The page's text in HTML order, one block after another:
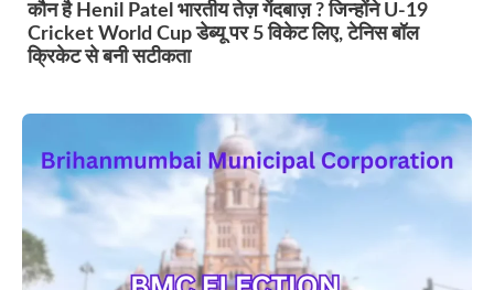
कौन है Henil Patel भारतीय तेज़ गेंदबाज़ ? जिन्होंने U-19
Cricket World Cup डेब्यू पर 5 विकेट लिए, टेनिस बॉल
क्रिकेट से बनी सटीकता